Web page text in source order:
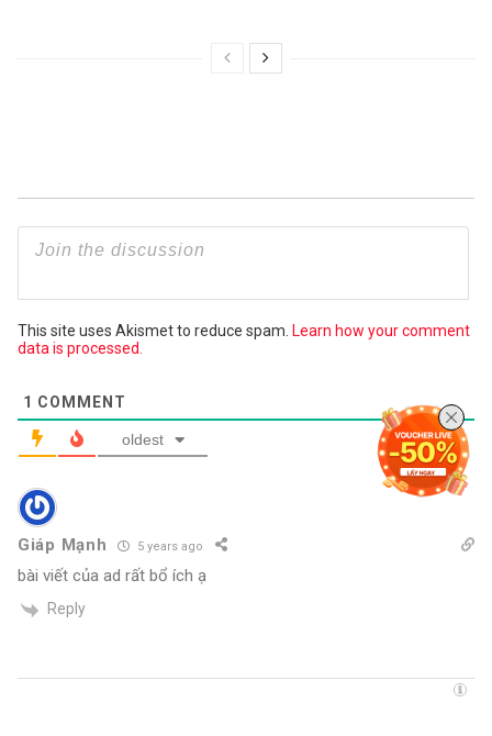
This site uses Akismet to reduce spam. Learn how your comment
data is processed.
1 COMMENT
oldest
Giáp Mạnh 5 years ago
bài viết của ad rất bổ ích ạ
Reply